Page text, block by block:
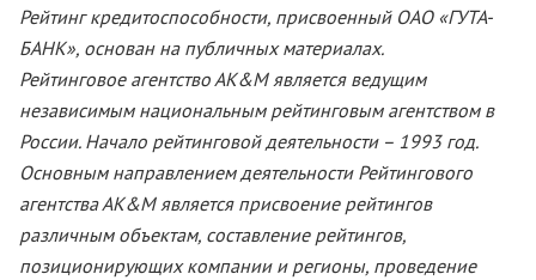
Рейтинг кредитоспособности, присвоенный ОАО «ГУТА-
БАНК», основан на публичных материалах.
Рейтинговое агентство АК&М является ведущим
независимым национальным рейтинговым агентством в
России. Начало рейтинговой деятельности – 1993 год.
Основным направлением деятельности Рейтингового
агентства АК&М является присвоение рейтингов
различным объектам, составление рейтингов,
позиционирующих компании и регионы, проведение